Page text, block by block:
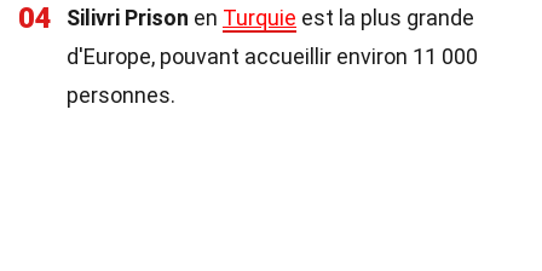
04 Silivri Prison en Turquie est la plus grande
d'Europe, pouvant accueillir environ 11 000
personnes.